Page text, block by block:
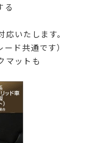
る
いたします。
ド共通です）
マットも